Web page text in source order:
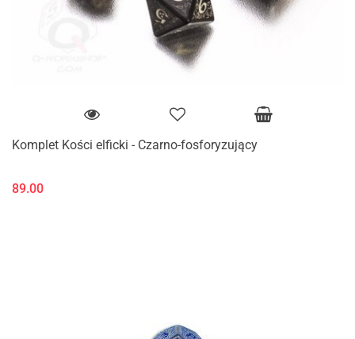
Komplet Kości elficki - Czarno-fosforyzujący
89.00